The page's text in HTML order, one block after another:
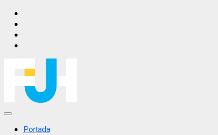
Saltar
contenido
Menú
principalPortada